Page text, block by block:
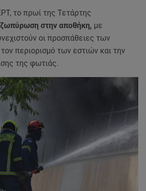
το πρωί της Τετάρτης
στην αποθήκη, με
οι προσπάθειες των
περιορισμό των εστιών και την
της φωτιάς.